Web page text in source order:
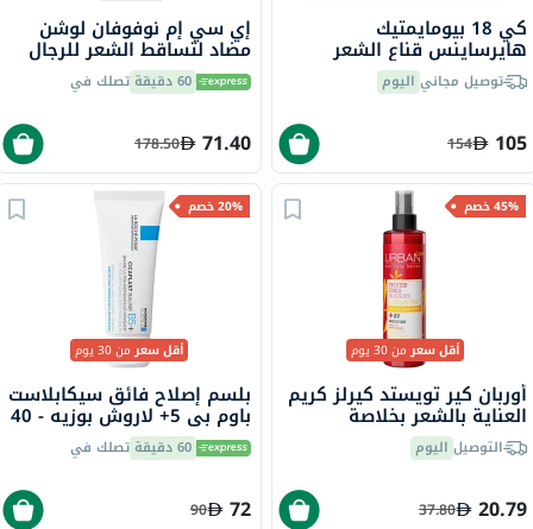
كي 18 بيومايمتيك
هايرساينس قناع الشعر
لإصلاح الشعر الجزيئي بدون
شطف 15 مل
توصيل مجاني اليوم
105
154
إي سي إم نوفوفان لوشن
مضاد لتساقط الشعر للرجال
والنساء 100 مل60 دقيقة تصلك في
71.40
178.50
45% خصم
أقل سعرمن 30 يوم
أوربان كير تويستد كيرلز كريم
العناية بالشعر بخلاصة
الكركديه وزبدة الشيا، واقي
من الأشعة فوق البنفسجية،
التوصيل اليوم
20.79
37.80
20% خصم
أقل سعرمن 30 يوم
بلسم إصلاح فائق سيكابلاست
باوم بي 5+ لاروش بوزيه - 40
مل 60 دقيقة تصلك في
72
90